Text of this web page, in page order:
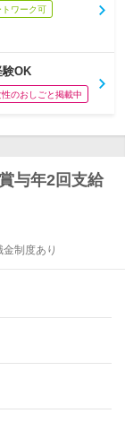
トワーク可
OK
性のおしごと掲載中
与年2回支給
制度あり